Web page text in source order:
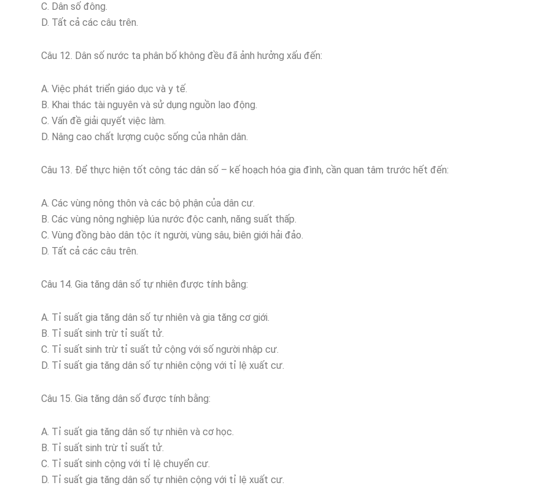
C. Dân số đông.
D. Tất cả các câu trên.
Câu 12. Dân số nước ta phân bố không đều đã ảnh hưởng xấu đến:
A. Việc phát triển giáo dục và y tế.
B. Khai thác tài nguyên và sử dụng nguồn lao động.
C. Vấn đề giải quyết việc làm.
D. Nâng cao chất lượng cuộc sống của nhân dân.
Câu 13. Để thực hiện tốt công tác dân số – kế hoạch hóa gia đình, cần quan tâm trước hết đến:
A. Các vùng nông thôn và các bộ phận của dân cư.
B. Các vùng nông nghiệp lúa nước độc canh, năng suất thấp.
C. Vùng đồng bào dân tộc ít người, vùng sâu, biên giới hải đảo.
D. Tất cả các câu trên.
Câu 14. Gia tăng dân số tự nhiên được tính bằng:
A. Tỉ suất gia tăng dân số tự nhiên và gia tăng cơ giới.
B. Tỉ suất sinh trừ tỉ suất tử.
C. Tỉ suất sinh trừ tỉ suất tử cộng với số người nhập cư.
D. Tỉ suất gia tăng dân số tự nhiên cộng với tỉ lệ xuất cư.
Câu 15. Gia tăng dân số được tính bằng:
A. Tỉ suất gia tăng dân số tự nhiên và cơ học.
B. Tỉ suất sinh trừ tỉ suất tử.
C. Tỉ suất sinh cộng với tỉ lệ chuyển cư.
D. Tỉ suất gia tăng dân số tự nhiên cộng với tỉ lệ xuất cư.